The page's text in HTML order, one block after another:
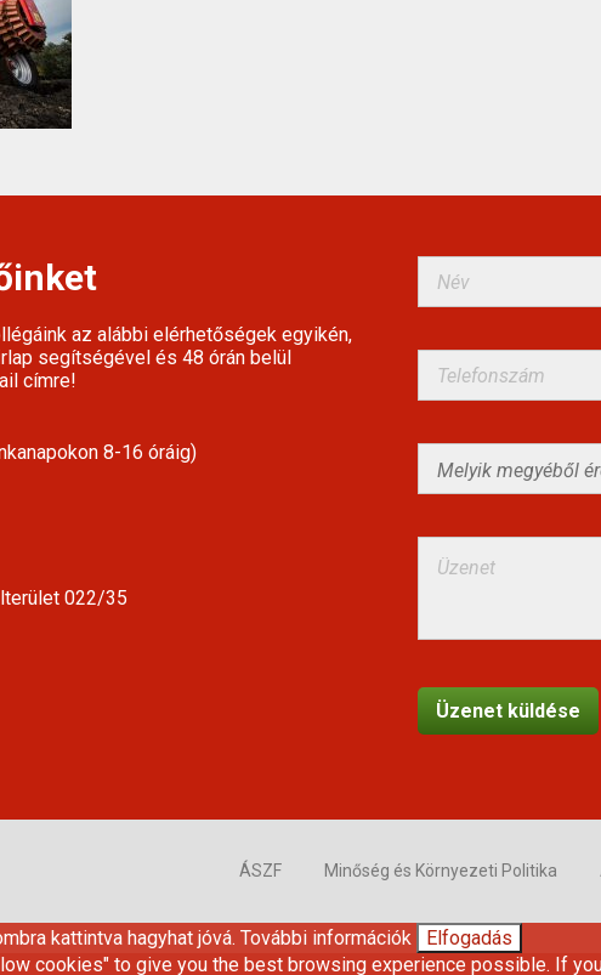
az alábbi elérhetőségek egyikén,
segítségével és 48 órán belül
címre!
8-16 óráig)
022/35
ÁSZF Minőség és Környezeti Politika
kattintva hagyhat jóvá. További információk
Elfogadás
cookies" to give you the best browsing experience possible. If